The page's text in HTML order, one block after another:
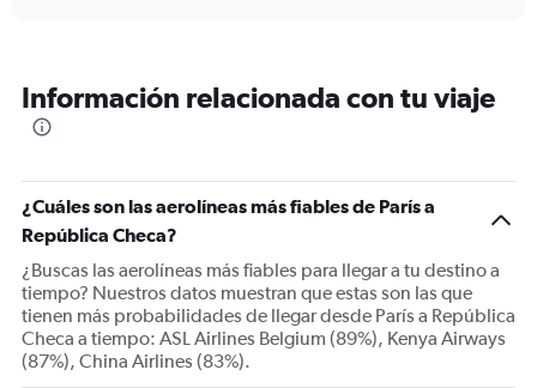
categories.
The
Y
axis
displaying
Number
of
flights.
Range:
0
Información relacionada con tu viaje
¿Cuáles son las aerolíneas más fiables de París a
República Checa?
¿Buscas las aerolíneas más fiables para llegar a tu destino a
tiempo? Nuestros datos muestran que estas son las que
tienen más probabilidades de llegar desde París a República
Checa a tiempo: ASL Airlines Belgium (89%), Kenya Airways
(87%), China Airlines (83%).